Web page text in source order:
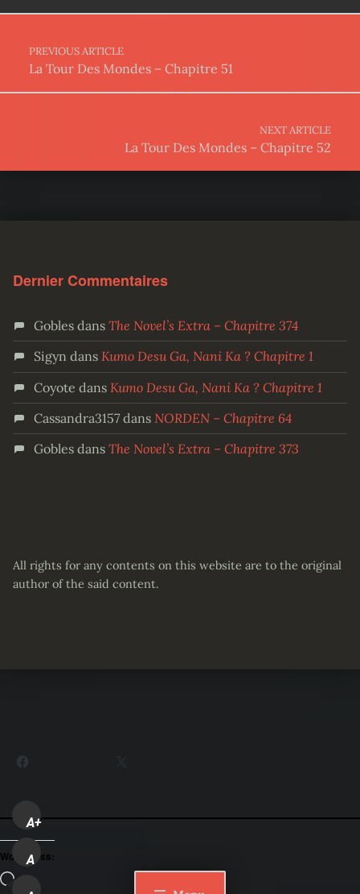
Post navigation
PREVIOUS ARTICLE
La Tour Des Mondes – Chapitre 51
NEXT ARTICLE
La Tour Des Mondes – Chapitre 52
Dernier Commentaires
Goblesdans The Novel’s Extra – Chapitre 374
Sigyn dans Kumo Desu Ga, Nani Ka ? Chapitre 1
Coyote dans Kumo Desu Ga, Nani Ka ? Chapitre 1
Cassandra3157dans NORDEN – Chapitre 64
Goblesdans The Novel’s Extra – Chapitre 373
All rights for any contents on this website are to the original
author of the said content.
A+
A
WordPress: